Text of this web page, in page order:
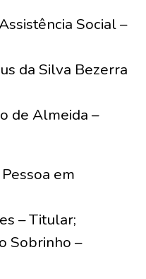
Social –
da Silva Bezerra
de Almeida –
em
– Titular;
Sobrinho –